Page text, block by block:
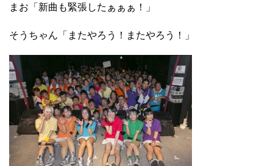
まお「新曲も緊張したぁぁぁ！」
そうちゃん「またやろう！またやろう！」